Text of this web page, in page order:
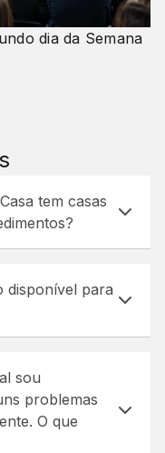
dia da Semana
tem casas
disponível para
sou
problemas
O que